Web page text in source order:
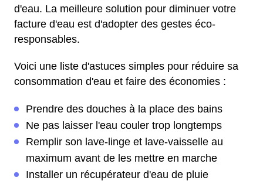
d'eau. La meilleure solution pour diminuer votre
facture d'eau est d'adopter des gestes éco-
responsables.
Voici une liste d'astuces simples pour réduire sa
consommation d'eau et faire des économies :
Prendre des douches à la place des bains
Ne pas laisser l'eau couler trop longtemps
Remplir son lave-linge et lave-vaisselle au
maximum avant de les mettre en marche
Installer un récupérateur d'eau de pluie